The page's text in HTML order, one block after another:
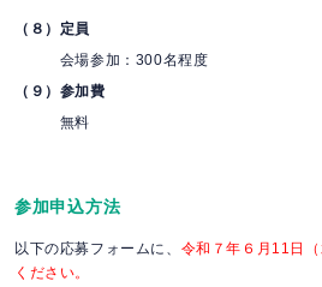
（８）定員
会場参加：300名程度
（９）参加費
無料
参加申込方法
以下の応募フォームに、 令和７年６月11日
ください。